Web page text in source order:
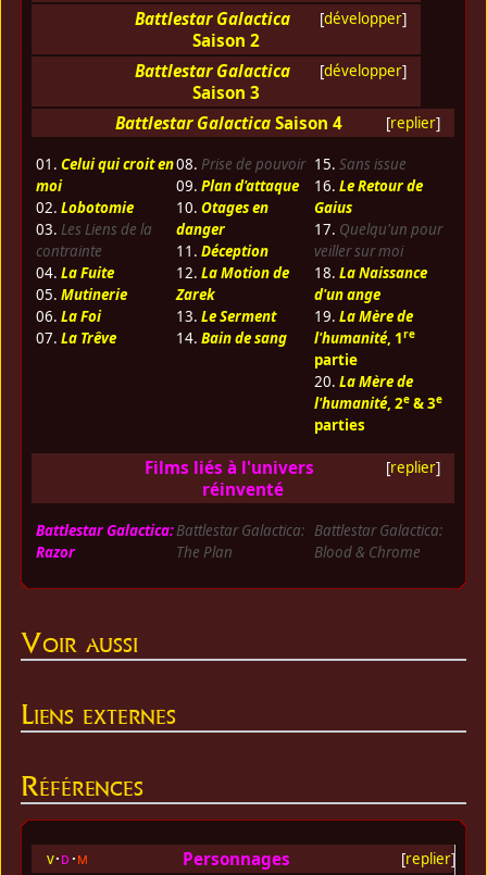
[développer]
Battlestar Galactica
Saison 2
[développer]
Battlestar Galactica
Saison 3
[replier]
Battlestar Galactica Saison 4
01. Celui qui croit en
moi
02. Lobotomie
03. Les Liens de la
contrainte
04. La Fuite
05. Mutinerie
06. La Foi
07. La Trêve
08. Prise de pouvoir
09. Plan d'attaque
10. Otages en
danger
11. Déception
12. La Motion de
Zarek
13. Le Serment
14. Bain de sang
15. Sans issue
16. Le Retour de
Gaius
17. Quelqu'un pour
veiller sur moi
18. La Naissance
d'un ange
19. La Mère de
l'humanité, 1re
partie
20. La Mère de
l'humanité, 2e& 3e
parties
[replier]
Films liés à l'univers
réinventé
Battlestar Galactica:
Razor
Battlestar Galactica:
The Plan
Battlestar Galactica:
Blood & Chrome
Voir aussi
Liens externes
Références
[replier]
v d m Personnages